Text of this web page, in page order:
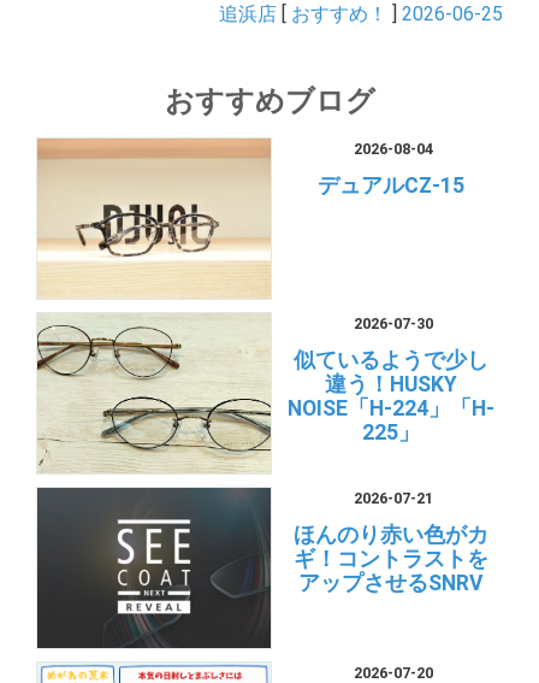
追浜店 [ おすすめ！ ] 2026-06-25
おすすめブログ
2026-08-04
デュアルCZ-15
2026-07-30
似ているようで少し
違う！HUSKY
NOISE「H-224」「H-
225」
2026-07-21
ほんのり赤い色がカ
ギ！コントラストを
アップさせるSNRV
2026-07-20